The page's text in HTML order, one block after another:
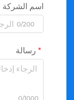
اسم الشركة
0/200
رسالة
0/1000